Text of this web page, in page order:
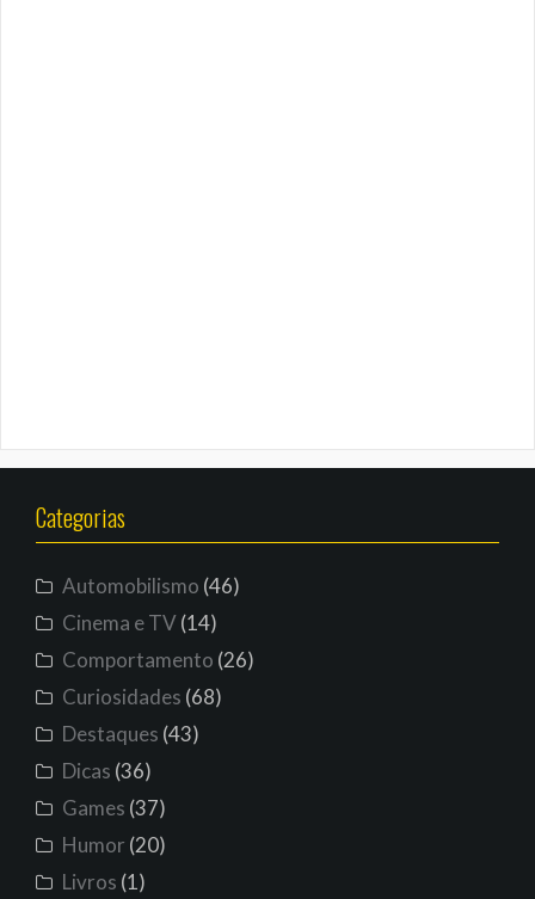
Categorias
Automobilismo (46)
Cinema e TV(14)
Comportamento (26)
Curiosidades (68)
Destaques (43)
Dicas (36)
Games (37)
Humor (20)
Livros (1)